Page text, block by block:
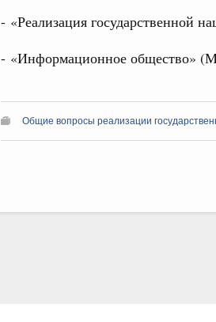
- «Реализация государственной
- «Информационное общество»
Общие вопросы реализации